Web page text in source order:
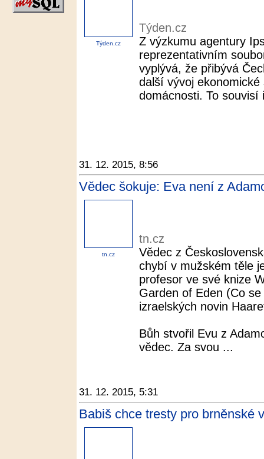
Týden.cz
Týden.cz
Z výzkumu agentury
reprezentativním
vyplývá, že přibývá
další vývoj
domácnosti. To
31. 12. 2015, 8:56
Vědec šokuje: Eva není z
tn.cz
tn.cz
Vědec z
chybí v mužském těle
profesor ve své knize
Garden of Eden (Co
izraelských novin
Bůh stvořil Evu z
vědec. Za svou ...
31. 12. 2015, 5:31
Babiš chce tresty pro brněnské